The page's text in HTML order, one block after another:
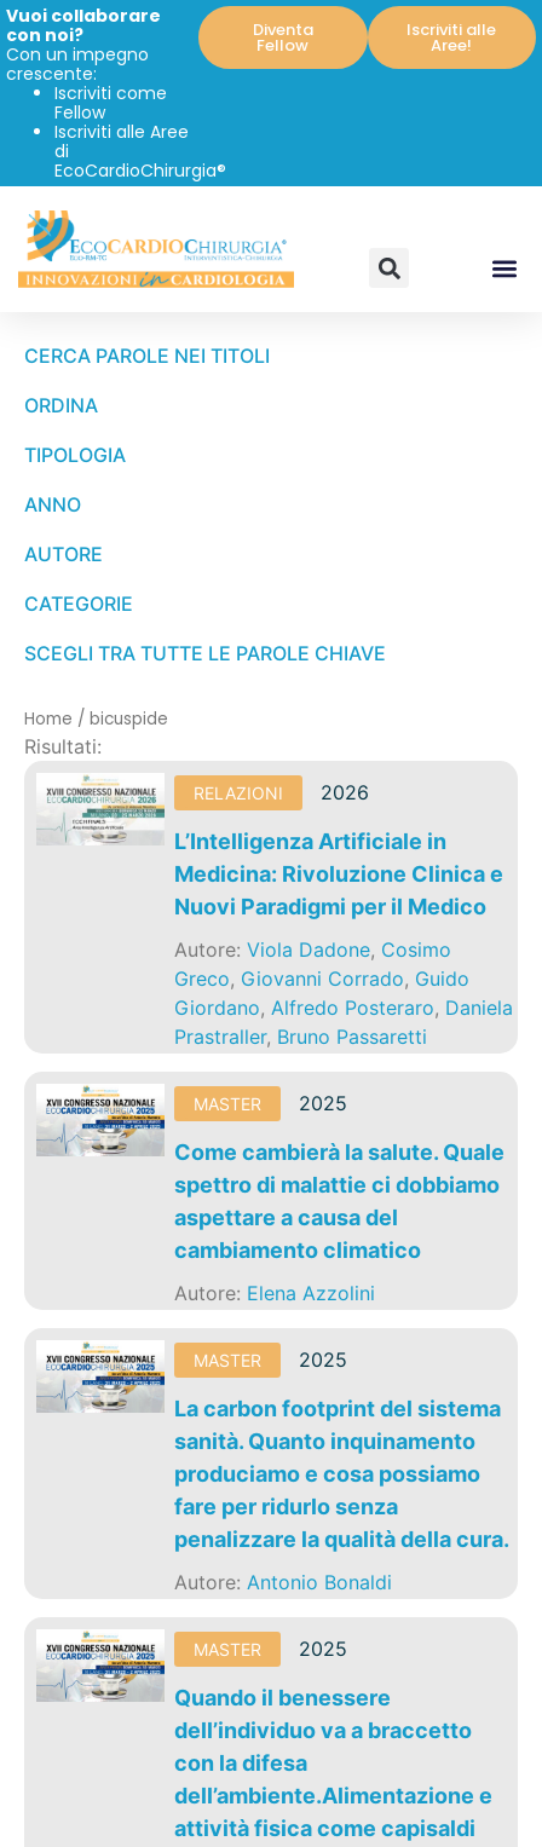
Vuoi collaborare
con noi?
Con un impegno
crescente:
Iscriviti come
Fellow
Iscriviti alle Aree
di
EcoCardioChirurgia®
Diventa
Fellow
Iscriviti alle
Aree!
CERCA PAROLE NEI TITOLI
ORDINA
TIPOLOGIA
ANNO
AUTORE
CATEGORIE
SCEGLI TRA TUTTE LE PAROLE CHIAVE
Home / bicuspide
Risultati:
RELAZIONI 2026
L’Intelligenza Artificiale in
Medicina: Rivoluzione Clinica e
Nuovi Paradigmi per il Medico
Autore:Viola Dadone, Cosimo
Greco, Giovanni Corrado, Guido
Giordano,Alfredo Posteraro, Daniela
Prastraller, Bruno Passaretti
MASTER 2025
Come cambierà la salute. Quale
spettro di malattie ci dobbiamo
aspettare a causa del
cambiamento climatico
Autore: Elena Azzolini
MASTER 2025
La carbon footprint del sistema
sanità. Quanto inquinamento
produciamo e cosa possiamo
fare per ridurlo senza
penalizzare la qualità della cura.
Autore:Antonio Bonaldi
MASTER 2025
Quando il benessere
dell’individuo va a braccetto
con la difesa
dell’ambiente.Alimentazione e
attività fisica come capisaldi